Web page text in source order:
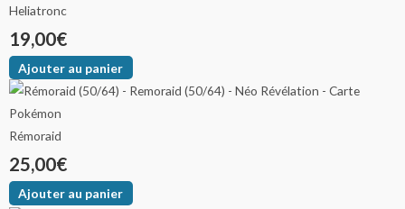
Heliatronc
19,00€
Ajouter au panier
Rémoraid
25,00€
Ajouter au panier